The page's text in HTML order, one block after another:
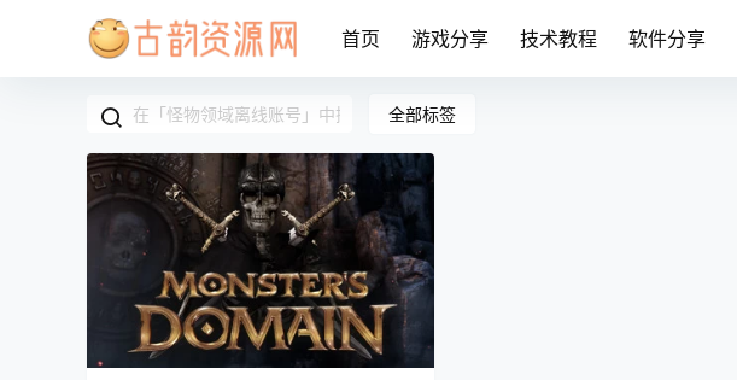
首页 游戏分享 技术教程 软件分享
全部标签